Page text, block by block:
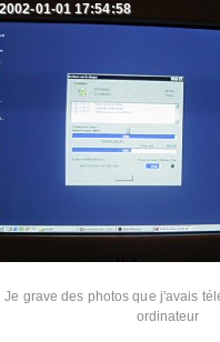
Je grave des photos que j'avais
ordinateur
2002-01-01 17:54:58